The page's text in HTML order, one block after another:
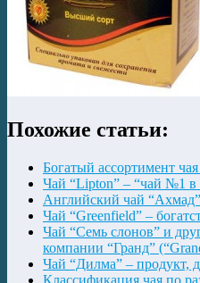
Похожие статьи:
Богатый ассортимент
Чай “Lipton” – “чай №1 в
Английский чай “Ахмад”
Чай “Greenfield” –
Чай “Семь слонов” и
компании “Гранд”
Чай “Дилма” – продукт,
Классификация чая по